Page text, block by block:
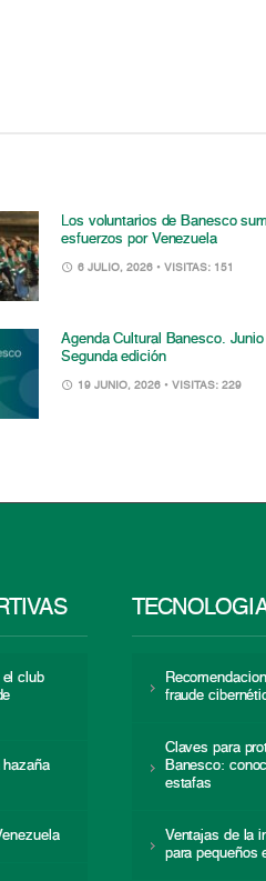
Los voluntarios de Banesco
esfuerzos por Venezuela
6 JULIO, 2026 • VISITAS: 151
Agenda Cultural Banesco.
Segunda edición
19 JUNIO, 2026 • VISITAS: 229
el club
hazaña
fraude
Claves para
Banesco:
estafas
Ventajas de la
para pequeños